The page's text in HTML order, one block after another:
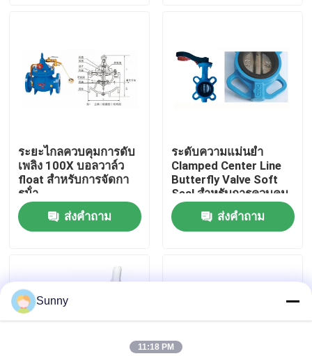
เกี่ยวกับเรา
การควบคุมคุณภาพ
ติดต่อเรา
บริการขนส่งสินค้าระหว่างประเทศ
การจัดหาสินค้าข้ามชายแดน
ระยะไกลควบคุมการดับ
เพลิง 100X บอลวาล์ว
float สําหรับการจัดกา
รน้ํา
ส่งคำถาม
ระดับความแม่นยํา
Clamped Center Line
Butterfly Valve Soft
Seal สําหรับการควบคุม
การไหลที่แม่นยํา
ส่งคำถาม
Sunny
11:18 PM